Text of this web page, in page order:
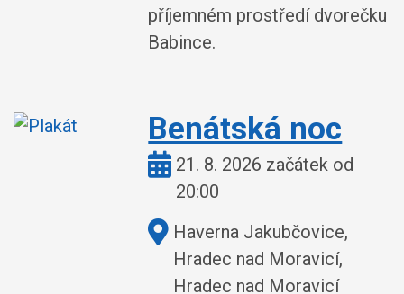
příjemném prostředí dvorečku
Babince.
Benátská noc
Kdy:21. 8. 2026 začátek od
20:00
Kde:Haverna Jakubčovice,
Hradec nad Moravicí,
Hradec nad Moravicí